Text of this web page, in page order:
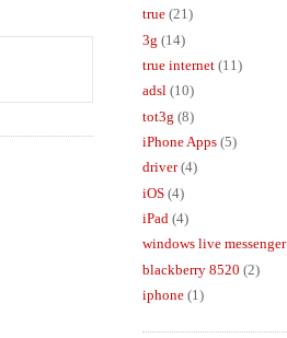
true (21)
3g (14)
true internet (11)
adsl (10)
tot3g (8)
iPhone Apps (5)
driver (4)
iOS (4)
iPad (4)
windows live messenger
blackberry 8520 (2)
iphone (1)